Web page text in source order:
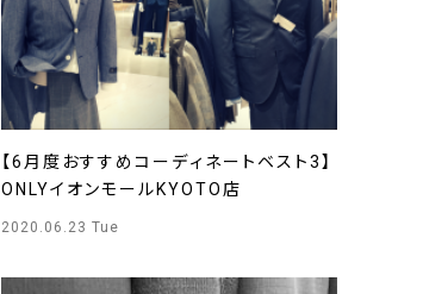
【6月度おすすめコーディネートベスト3】
ONLYイオンモールKYOTO店
2020.06.23 Tue